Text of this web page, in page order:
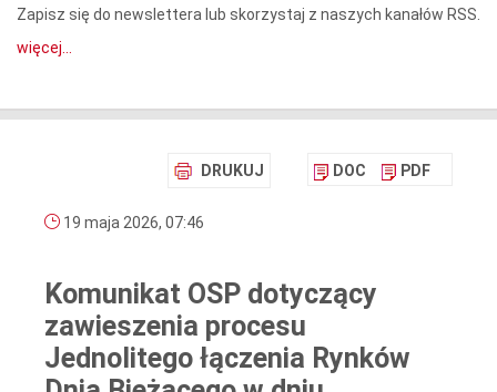
Zapisz się do newslettera lub skorzystaj z naszych kanałów RSS.
więcej...
DRUKUJ DOC PDF
19 maja 2026, 07:46
Komunikat OSP dotyczący
zawieszenia procesu
Jednolitego łączenia Rynków